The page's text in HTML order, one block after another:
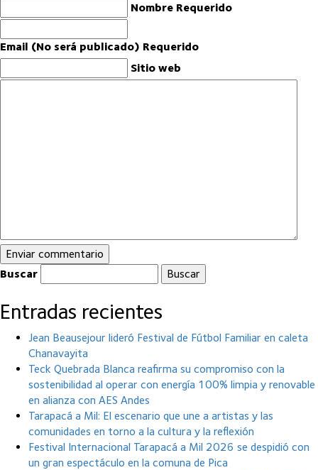
Nombre Requerido
Email (No será publicado) Requerido
Sitio web
Buscar
Entradas recientes
Jean Beausejour lideró Festival de Fútbol Familiar en caleta
Chanavayita
Teck Quebrada Blanca reafirma su compromiso con la
sostenibilidad al operar con energía 100% limpia y renovable
en alianza con AES Andes
Tarapacá a Mil: El escenario que une a artistas y las
comunidades en torno a la cultura y la reflexión
Festival Internacional Tarapacá a Mil 2026 se despidió con
un gran espectáculo en la comuna de Pica